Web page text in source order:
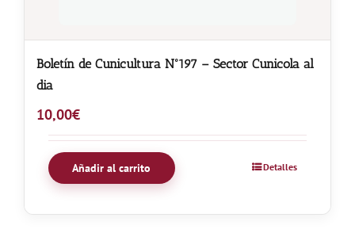
Boletín de Cunicultura Nº197 – Sector Cunicola al
dia
10,00€
Añadir al carrito Detalles